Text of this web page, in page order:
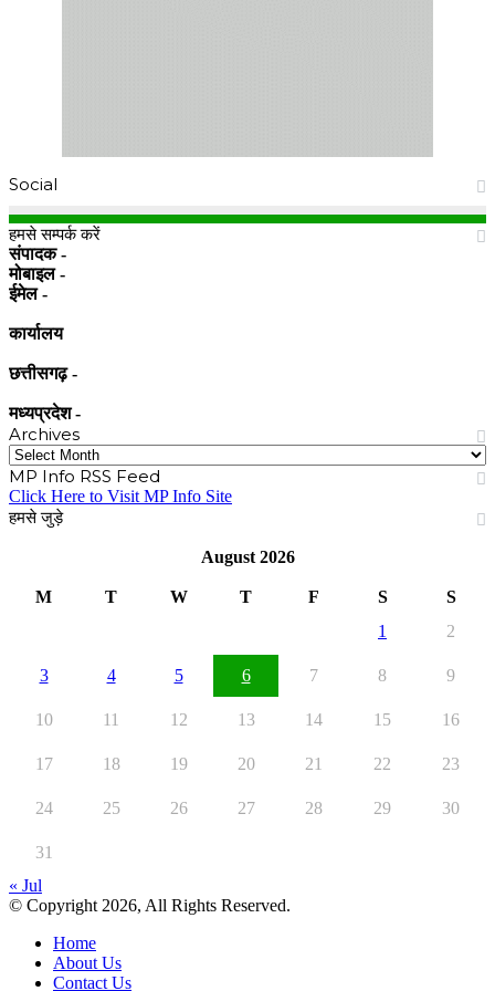
Social
Facebook
XYouTube
Instagram
हमसे सम्पर्क करें
संपादक -
मोबाइल -
ईमेल -
कार्यालय
छत्तीसगढ़ -
मध्यप्रदेश -
Archives
Archives
MP Info RSS Feed
Click Here to Visit MP Info Site
हमसे जुड़े
Facebook
XYouTube
Instagram
August 2026
M T W T F S
S
1
2
3 4 5 6 7 8 9
10 11 12 13 14 15 16
17 18 19 20 21 22 23
24 25 26 27 28 29 30
31
« Jul
© Copyright 2026, All Rights Reserved.
Home
About Us
Contact Us